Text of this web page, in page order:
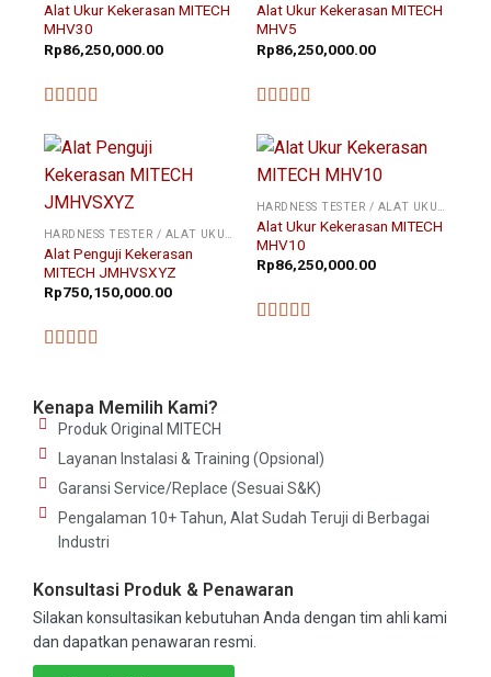
Alat Ukur Kekerasan MITECH
MHV30
Rp86,250,000.00
Alat Ukur Kekerasan MITECH
MHV5
Rp86,250,000.00
Alat Penguji Kekerasan
MITECH JMHVSXYZ
Rp750,150,000.00
Alat Ukur Kekerasan MITECH
MHV10
Rp86,250,000.00
Kenapa Memilih Kami?
Produk Original MITECH
Layanan Instalasi & Training (Opsional)
Garansi Service/Replace (Sesuai S&K)
Pengalaman 10+ Tahun, Alat Sudah Teruji di Berbagai
Industri
Konsultasi Produk & Penawaran
Silakan konsultasikan kebutuhan Anda dengan tim ahli kami
dan dapatkan penawaran resmi.